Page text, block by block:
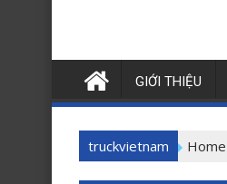
GIỚI THIỆU
truckvietnam Home